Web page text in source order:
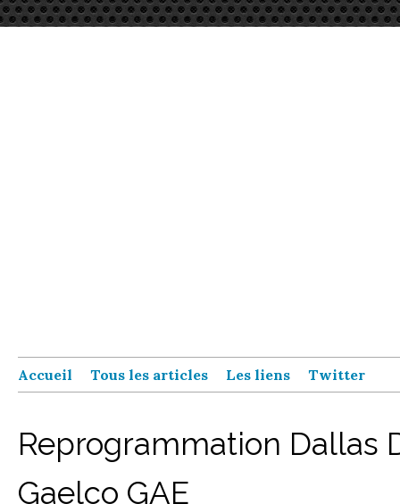
Accueil Tous les articles Les liens Twitter
Reprogrammation Dallas
Gaelco GAE